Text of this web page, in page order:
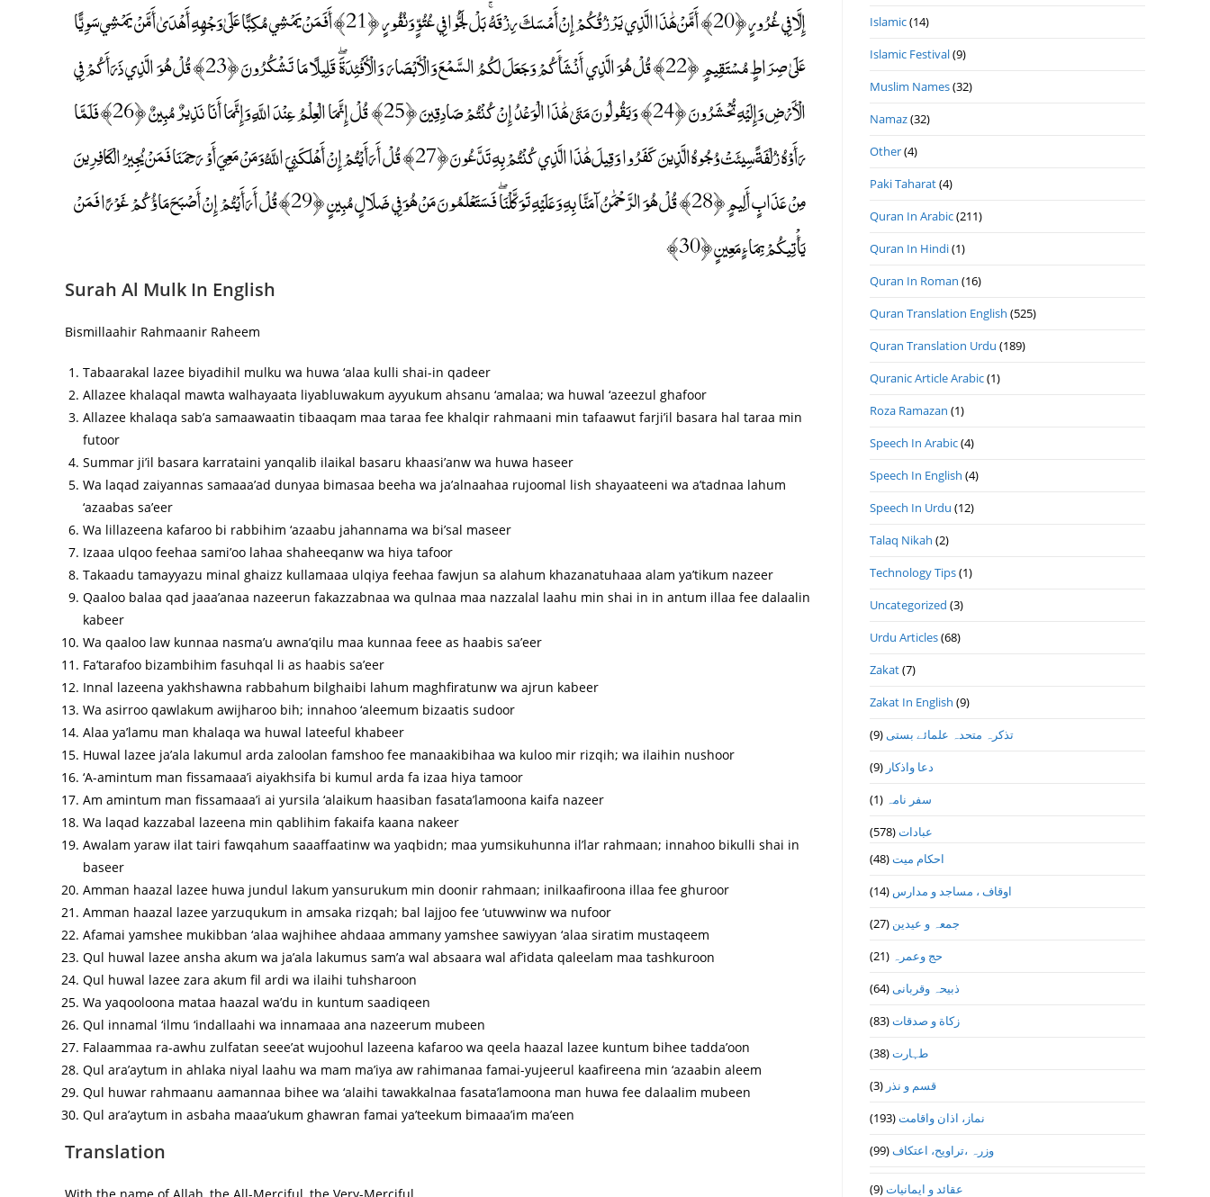
إِلَّا فِي غُرُورٍ ﴿20﴾ أَمَّنْ هَٰذَا الَّذِي يَرْزُقُكُمْ إِنْ أَمْسَكَ رِزْقَهُ ۚ بَلْ لَجُّوا فِي عُتُوٍّ وَنُفُورٍ ﴿21﴾ أَفَمَنْ يَمْشِي مُكِبًّا عَلَىٰ وَجْهِهِ أَهْدَىٰ أَمَّنْ يَمْشِي سَوِيًّا
عَلَىٰ صِرَاطٍ مُسْتَقِيمٍ ﴿22﴾ قُلْ هُوَ الَّذِي أَنْشَأَكُمْ وَجَعَلَ لَكُمُ السَّمْعَ وَالْأَبْصَارَ وَالْأَفْئِدَةَ ۖ قَلِيلًا مَا تَشْكُرُونَ ﴿23﴾ قُلْ هُوَ الَّذِي ذَرَأَكُمْ فِي
الْأَرْضِ وَإِلَيْهِ تُحْشَرُونَ ﴿24﴾ وَيَقُولُونَ مَتَىٰ هَٰذَا الْوَعْدُ إِنْ كُنْتُمْ صَادِقِينَ ﴿25﴾ قُلْ إِنَّمَا الْعِلْمُ عِنْدَ اللَّهِ وَإِنَّمَا أَنَا نَذِيرٌ مُبِينٌ ﴿26﴾ فَلَمَّا
رَأَوْهُ زُلْفَةً سِيئَتْ وُجُوهُ الَّذِينَ كَفَرُوا وَقِيلَ هَٰذَا الَّذِي كُنْتُمْ بِهِ تَدَّعُونَ ﴿27﴾ قُلْ أَرَأَيْتُمْ إِنْ أَهْلَكَنِيَ اللَّهُ وَمَنْ مَعِيَ أَوْ رَحِمَنَا فَمَنْ يُجِيرُ الْكَافِرِينَ
مِنْ عَذَابٍ أَلِيمٍ ﴿28﴾ قُلْ هُوَ الرَّحْمَٰنُ آمَنَّا بِهِ وَعَلَيْهِ تَوَكَّلْنَا ۖ فَسَتَعْلَمُونَ مَنْ هُوَ فِي ضَلَالٍ مُبِينٍ ﴿29﴾ قُلْ أَرَأَيْتُمْ إِنْ أَصْبَحَ مَاؤُكُمْ غَوْرًا فَمَنْ
يَأْتِيكُمْ بِمَاءٍ مَعِينٍ ﴿30﴾
Surah Al Mulk In English
Bismillaahir Rahmaanir Raheem
Tabaarakal lazee biyadihil mulku wa huwa ‘alaa kulli shai-in qadeer
Allazee khalaqal mawta walhayaata liyabluwakum ayyukum ahsanu ‘amalaa; wa huwal ‘azeezul ghafoor
Allazee khalaqa sab’a samaawaatin tibaaqam maa taraa fee khalqir rahmaani min tafaawut farji’il basara hal taraa min
futoor
Summar ji’il basara karrataini yanqalib ilaikal basaru khaasi’anw wa huwa haseer
Wa laqad zaiyannas samaaa’ad dunyaa bimasaa beeha wa ja’alnaahaa rujoomal lish shayaateeni wa a’tadnaa lahum
‘azaabas sa’eer
Wa lillazeena kafaroo bi rabbihim ‘azaabu jahannama wa bi’sal maseer
Izaaa ulqoo feehaa sami’oo lahaa shaheeqanw wa hiya tafoor
Takaadu tamayyazu minal ghaizz kullamaaa ulqiya feehaa fawjun sa alahum khazanatuhaaa alam ya’tikum nazeer
Qaaloo balaa qad jaaa’anaa nazeerun fakazzabnaa wa qulnaa maa nazzalal laahu min shai in in antum illaa fee dalaalin
kabeer
Wa qaaloo law kunnaa nasma’u awna’qilu maa kunnaa feee as haabis sa’eer
Fa’tarafoo bizambihim fasuhqal li as haabis sa’eer
Innal lazeena yakhshawna rabbahum bilghaibi lahum maghfiratunw wa ajrun kabeer
Wa asirroo qawlakum awijharoo bih; innahoo ‘aleemum bizaatis sudoor
Alaa ya’lamu man khalaqa wa huwal lateeful khabeer
Huwal lazee ja’ala lakumul arda zaloolan famshoo fee manaakibihaa wa kuloo mir rizqih; wa ilaihin nushoor
‘A-amintum man fissamaaa’i aiyakhsifa bi kumul arda fa izaa hiya tamoor
Am amintum man fissamaaa’i ai yursila ‘alaikum haasiban fasata’lamoona kaifa nazeer
Wa laqad kazzabal lazeena min qablihim fakaifa kaana nakeer
Awalam yaraw ilat tairi fawqahum saaaffaatinw wa yaqbidn; maa yumsikuhunna il’lar rahmaan; innahoo bikulli shai in
baseer
Amman haazal lazee huwa jundul lakum yansurukum min doonir rahmaan; inilkaafiroona illaa fee ghuroor
Amman haazal lazee yarzuqukum in amsaka rizqah; bal lajjoo fee ‘utuwwinw wa nufoor
Afamai yamshee mukibban ‘alaa wajhihee ahdaaa ammany yamshee sawiyyan ‘alaa siratim mustaqeem
Qul huwal lazee ansha akum wa ja’ala lakumus sam’a wal absaara wal af’idata qaleelam maa tashkuroon
Qul huwal lazee zara akum fil ardi wa ilaihi tuhsharoon
Wa yaqooloona mataa haazal wa’du in kuntum saadiqeen
Qul innamal ‘ilmu ‘indallaahi wa innamaaa ana nazeerum mubeen
Falaammaa ra-awhu zulfatan seee’at wujoohul lazeena kafaroo wa qeela haazal lazee kuntum bihee tadda’oon
Qul ara’aytum in ahlaka niyal laahu wa mam ma’iya aw rahimanaa famai-yujeerul kaafireena min ‘azaabin aleem
Qul huwar rahmaanu aamannaa bihee wa ‘alaihi tawakkalnaa fasata’lamoona man huwa fee dalaalim mubeen
Qul ara’aytum in asbaha maaa’ukum ghawran famai ya’teekum bimaaa’im ma’een
Translation
Islamic(14)
Islamic Festival(9)
Muslim Names(32)
Namaz(32)
Other(4)
Paki Taharat(4)
Quran In Arabic(211)
Quran In Hindi(1)
Quran In Roman (16)
Quran Translation English (525)
Quran Translation Urdu (189)
Quranic Article Arabic(1)
Roza Ramazan (1)
Speech In Arabic(4)
Speech In English (4)
Speech In Urdu (12)
Talaq Nikah (2)
Technology Tips(1)
Uncategorized (3)
Urdu Articles(68)
Zakat(7)
Zakat In English (9)
تذكرہ متحدہ علمائے بستى(9)
دعا واذكار (9)
سفر نامہ (1)
عبادات(578)
احکام میت(48)
اوقاف ، مساجد و مدارس (14)
جمعہ و عیدین (27)
حج وعمرہ (21)
ذبیحہ وقربانی(64)
زکاة و صدقات(83)
طہارت(38)
قسم و نذر (3)
نماز، اذان واقامت(193)
وزرہ ،تراويح، اعتكاف(99)
عقائد و ایمانیات(9)